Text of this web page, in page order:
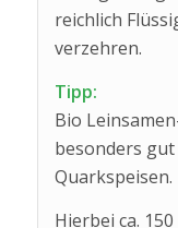
reichlich
verzehren.
Tipp:
Bio
besonders
Quarkspeisen.
Hierbei ca.